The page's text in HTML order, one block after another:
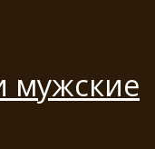
мужские